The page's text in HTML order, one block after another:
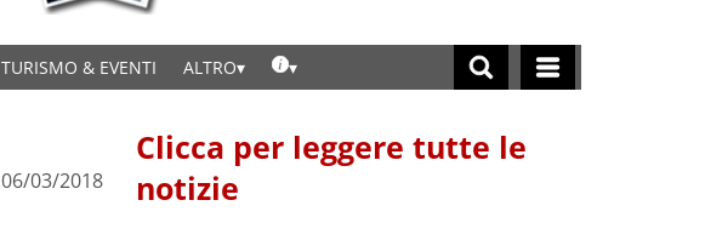
TURISMO & EVENTI ALTRO
06/03/2018
Clicca per leggere tutte le
notizie